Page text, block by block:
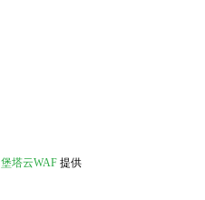
堡塔云WAF 提供